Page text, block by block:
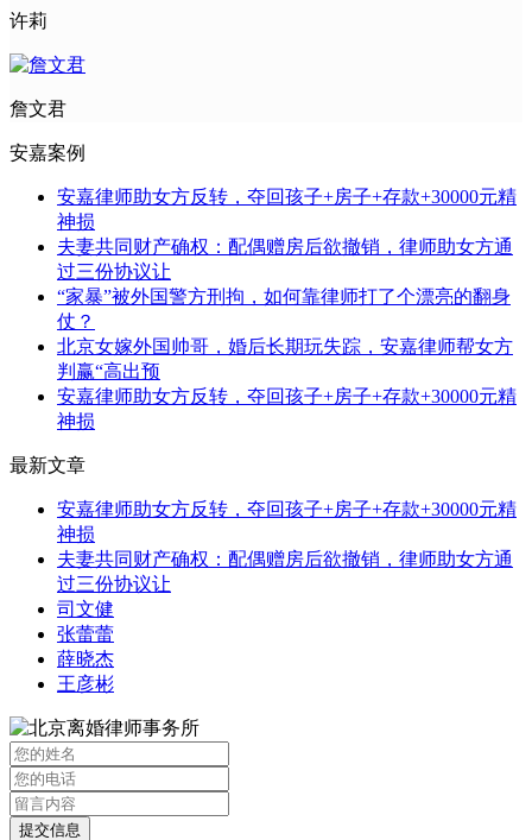
许莉
詹文君
安嘉案例
安嘉律师助女方反转，夺回孩子+房子+存款+30000元精
神损
夫妻共同财产确权：配偶赠房后欲撤销，律师助女方通
过三份协议让
“家暴”被外国警方刑拘，如何靠律师打了个漂亮的翻身
仗？
北京女嫁外国帅哥，婚后长期玩失踪，安嘉律师帮女方
判赢“高出预
安嘉律师助女方反转，夺回孩子+房子+存款+30000元精
神损
最新文章
安嘉律师助女方反转，夺回孩子+房子+存款+30000元精
神损
夫妻共同财产确权：配偶赠房后欲撤销，律师助女方通
过三份协议让
司文健
张蕾蕾
薛晓杰
王彦彬